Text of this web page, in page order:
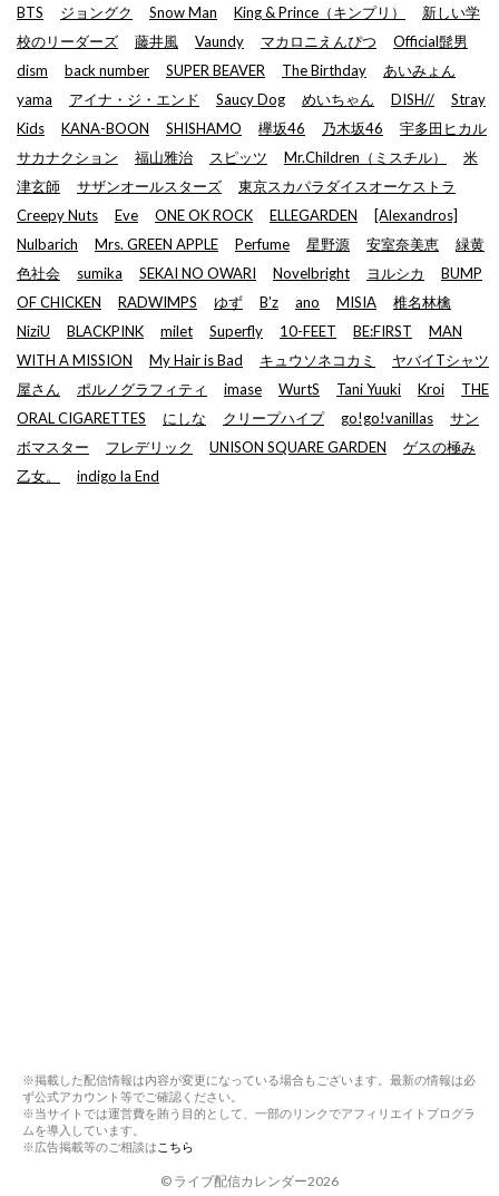
BTS
ジョングク Snow Man King & Prince（キンプリ）
新しい学
校のリーダーズ
藤井風 Vaundy マカロニえんぴつ
Official髭男
dism
back number SUPER BEAVER The Birthday
あいみょん
yama
アイナ・ジ・エンド Saucy Dog めいちゃん DISH//
Stray
Kids
KANA-BOON SHISHAMO 欅坂46 乃木坂46
宇多田ヒカル
サカナクション
福山雅治 スピッツ Mr.Children（ミスチル）
米
津玄師
サザンオールスターズ
東京スカパラダイスオーケストラ
Creepy Nuts
Eve ONE OK ROCK ELLEGARDEN
[Alexandros]
Nulbarich
Mrs. GREEN APPLE Perfume 星野源 安室奈美恵
緑黄
色社会
sumika SEKAI NO OWARI Novelbright ヨルシカ
BUMP
OF CHICKEN
RADWIMPS ゆず B’z ano MISIA
椎名林檎
NiziU
BLACKPINK milet Superfly 10-FEET BE:FIRST
MAN
WITH A MISSION
My Hair is Bad キュウソネコカミ
ヤバイTシャツ
屋さん
ポルノグラフィティ imase WurtS Tani Yuuki Kroi
THE
ORAL CIGARETTES
にしな クリープハイプ go!go!vanillas
サン
ボマスター
フレデリック UNISON SQUARE GARDEN
ゲスの極み
乙女。
indigo la End
※掲載した配信情報は内容が変更になっている場合もございます。最新の情報は必
ず公式アカウント等でご確認ください。
※当サイトでは運営費を賄う目的として、一部のリンクでアフィリエイトプログラ
ムを導入しています。
※広告掲載等のご相談は こちら
© ライブ配信カレンダー2026